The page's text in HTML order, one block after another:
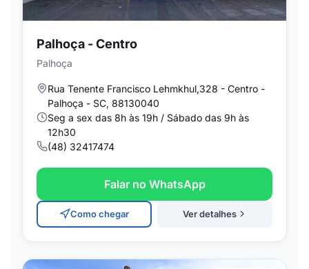
Palhoça - Centro
Palhoça
Rua Tenente Francisco Lehmkhul,328 - Centro -
Palhoça - SC, 88130040
Seg a sex das 8h às 19h / Sábado das 9h às
12h30
(48) 32417474
Falar no WhatsApp
Como chegar Ver detalhes